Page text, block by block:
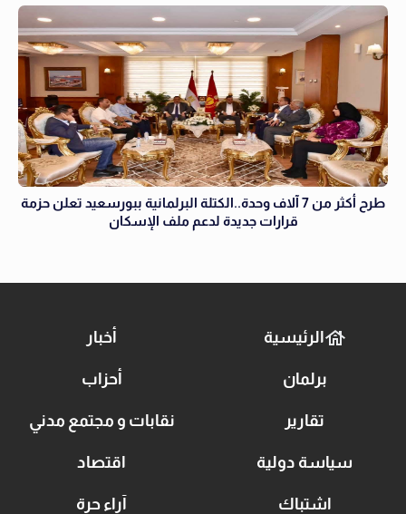
طرح أكثر من 7 آلاف وحدة..الكتلة البرلمانية ببورسعيد تعلن حزمة
قرارات جديدة لدعم ملف الإسكان
الرئيسية أخبار
برلمان أحزاب
تقارير نقابات و مجتمع مدني
سياسة دولية اقتصاد
اشتباك آراء حرة